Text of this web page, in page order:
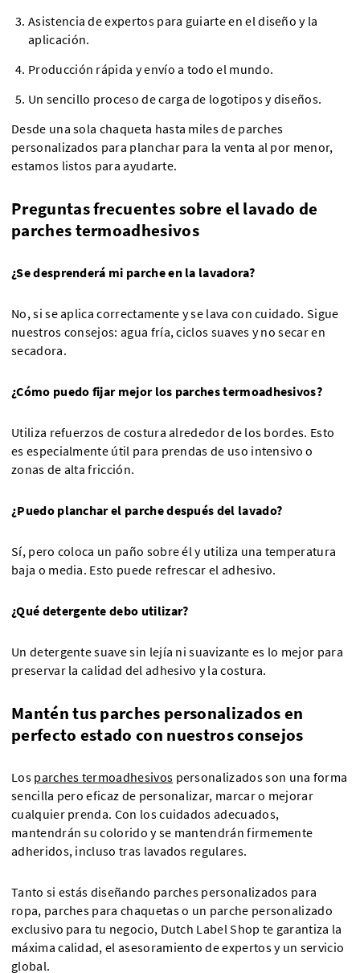
Asistencia de expertos para guiarte en el diseño y la
aplicación.
Producción rápida y envío a todo el mundo.
Un sencillo proceso de carga de logotipos y diseños.
Desde una sola chaqueta hasta miles de parches
personalizados para planchar para la venta al por menor,
estamos listos para ayudarte.
Preguntas frecuentes sobre el lavado de
parches termoadhesivos
¿Se desprenderá mi parche en la lavadora?
No, si se aplica correctamente y se lava con cuidado. Sigue
nuestros consejos: agua fría, ciclos suaves y no secar en
secadora.
¿Cómo puedo fijar mejor los parches termoadhesivos?
Utiliza refuerzos de costura alrededor de los bordes. Esto
es especialmente útil para prendas de uso intensivo o
zonas de alta fricción.
¿Puedo planchar el parche después del lavado?
Sí, pero coloca un paño sobre él y utiliza una temperatura
baja o media. Esto puede refrescar el adhesivo.
¿Qué detergente debo utilizar?
Un detergente suave sin lejía ni suavizante es lo mejor para
preservar la calidad del adhesivo y la costura.
Mantén tus parches personalizados en
perfecto estado con nuestros consejos
Los parches termoadhesivos personalizados son una forma
sencilla pero eficaz de personalizar, marcar o mejorar
cualquier prenda. Con los cuidados adecuados,
mantendrán su colorido y se mantendrán firmemente
adheridos, incluso tras lavados regulares.
Tanto si estás diseñando parches personalizados para
ropa, parches para chaquetas o un parche personalizado
exclusivo para tu negocio, Dutch Label Shop te garantiza la
máxima calidad, el asesoramiento de expertos y un servicio
global.